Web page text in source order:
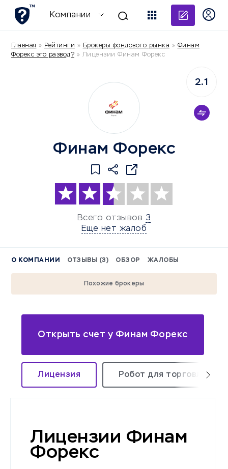
Компании
Главная » Рейтинги » Брокеры фондового рынка » Финам
Форекс это развод? » Лицензии Финам Форекс
Финам Форекс
Всего отзывов 3
Еще нет жалоб
2.1
О КОМПАНИИ ОТЗЫВЫ (3) ОБЗОР ЖАЛОБЫ
Похожие брокеры
Открыть счет у Финам Форекс
Лицензия Робот для торговли
Лицензии Финам
Форекс